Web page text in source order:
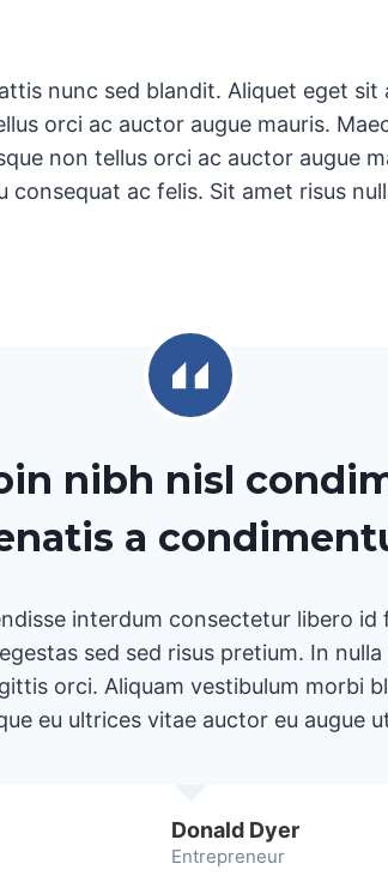
nunc sed blandit. Aliquet eget sit
orci ac auctor augue mauris.
non tellus orci ac auctor augue
consequat ac felis. Sit amet risus
nibh nisl
a
interdum consectetur libero id
sed sed risus pretium. In
orci. Aliquam vestibulum morbi
eu ultrices vitae auctor eu augue
Donald Dyer
Entrepreneur